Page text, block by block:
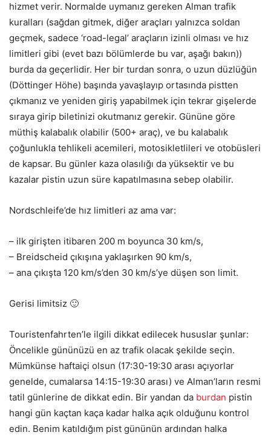
hizmet verir. Normalde uymanız gereken Alman trafik
kuralları (sağdan gitmek, diğer araçları yalnızca soldan
geçmek, sadece ‘road-legal’ araçların izinli olması ve hız
limitleri gibi (evet bazı bölümlerde bu var, aşağı bakın))
burda da geçerlidir. Her bir turdan sonra, o uzun düzlüğün
(Döttinger Höhe) başında yavaşlayıp ortasında pistten
çıkmanız ve yeniden giriş yapabilmek için tekrar gişelerde
sıraya girip biletinizi okutmanız gerekir. Gününe göre
müthiş kalabalık olabilir (500+ araç), ve bu kalabalık
çoğunlukla tehlikeli acemileri, motosikletlileri ve otobüsleri
de kapsar. Bu günler kaza olasılığı da yüksektir ve bu
kazalar pistin uzun süre kapatılmasına sebep olabilir.
Nordschleife’de hız limitleri az ama var:
– ilk girişten itibaren 200 m boyunca 30 km/s,
– Breidscheid çıkışına yaklaşırken 90 km/s,
– ana çıkışta 120 km/s’den 30 km/s’ye düşen son limit.
Gerisi limitsiz 🙂
Touristenfahrten’le ilgili dikkat edilecek hususlar şunlar:
Öncelikle gününüzü en az trafik olacak şekilde seçin.
Mümkünse haftaiçi olsun (17:30-19:30 arası açıyorlar
genelde, cumalarsa 14:15-19:30 arası) ve Alman’ların resmi
tatil günlerine de dikkat edin. Bir yandan da burdan pistin
hangi gün kaçtan kaça kadar halka açık olduğunu kontrol
edin. Benim katıldığım pist gününün ardından halka